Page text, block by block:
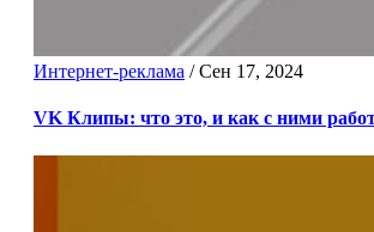
Интернет-реклама /Сен 17, 2024
VK Клипы: что это, и как с ними